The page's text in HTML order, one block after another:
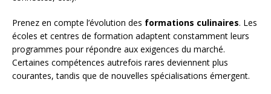
Prenez en compte l’évolution des formations culinaires. Les
écoles et centres de formation adaptent constamment leurs
programmes pour répondre aux exigences du marché.
Certaines compétences autrefois rares deviennent plus
courantes, tandis que de nouvelles spécialisations émergent.